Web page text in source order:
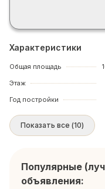
Характеристики
Общая площадь
Этаж
Год постройки
Показать все (10)
Популярные
объявления: